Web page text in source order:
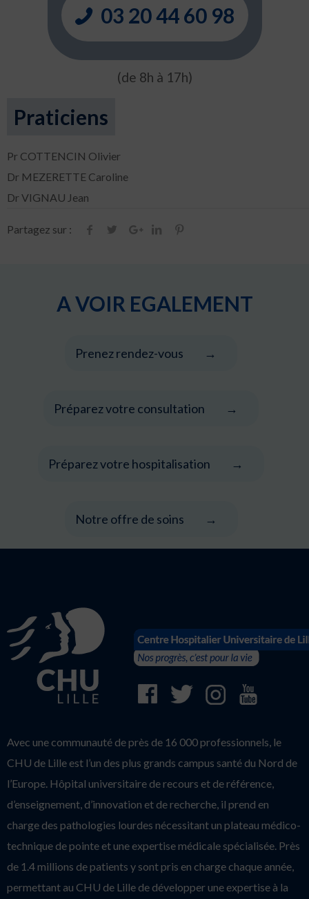
03 20 44 60 98
(de 8h à 17h)
Praticiens
Pr COTTENCIN Olivier
Dr MEZERETTE Caroline
Dr VIGNAU Jean
Partagez sur :
A VOIR EGALEMENT
Prenez rendez-vous
Préparez votre consultation
Préparez votre hospitalisation
Notre offre de soins
Avec une communauté de près de 16 000 professionnels, le
CHU de Lille est l’un des plus grands campus santé du Nord de
l’Europe. Hôpital universitaire de recours et de référence,
d’enseignement, d’innovation et de recherche, il prend en
charge des pathologies lourdes nécessitant un plateau médico-
technique de pointe et une expertise médicale spécialisée. Près
de 1.4 millions de patients y sont pris en charge chaque année,
permettant au CHU de Lille de développer une expertise à la